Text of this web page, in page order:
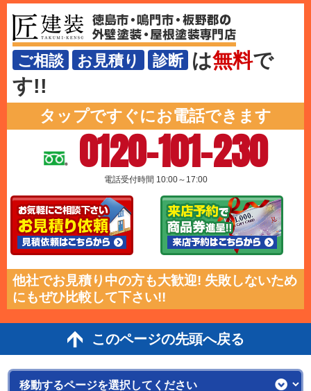
ご相談 お見積り 診断 は無料で
す!!
タップですぐにお電話できます
0120-101-230
電話受付時間 10:00～17:00
他社でお見積り中の方も大歓迎! 失敗しないため
にもぜひ比較して下さい!!
このページの先頭へ戻る